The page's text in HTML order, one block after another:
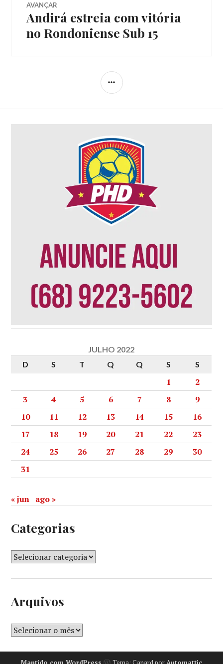
AVANÇAR
Andirá estreia com vitória
no Rondoniense Sub 15
JULHO 2022
D
S T Q Q S S
1
2
3
4 5 6 7 8
9
10
11 12 13 14 15
16
17
18 19 20 21 22
23
24
25 26 27 28 29
30
31
« jun ago »
Categorias
Arquivos